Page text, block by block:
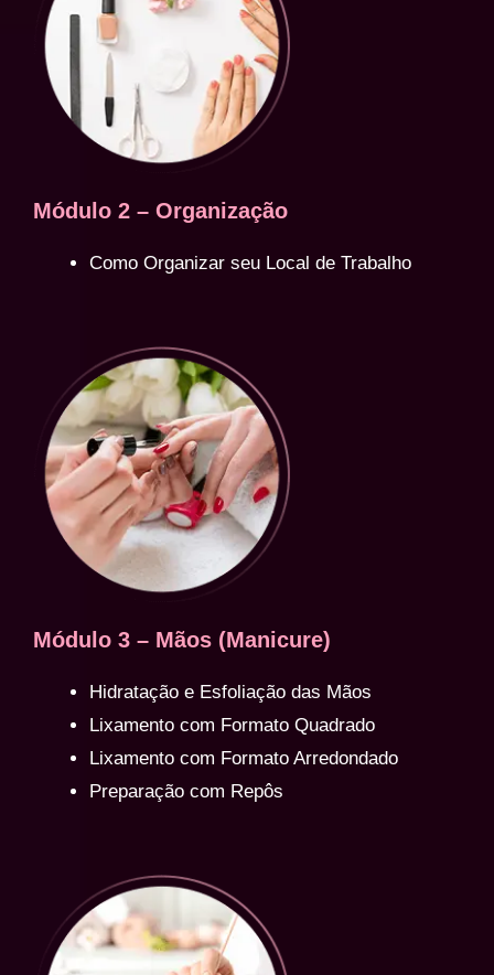
Módulo 2 – Organização
Como Organizar seu Local de Trabalho
Módulo 3 – Mãos (Manicure)
Hidratação e Esfoliação das Mãos
Lixamento com Formato Quadrado
Lixamento com Formato Arredondado
Preparação com Repôs